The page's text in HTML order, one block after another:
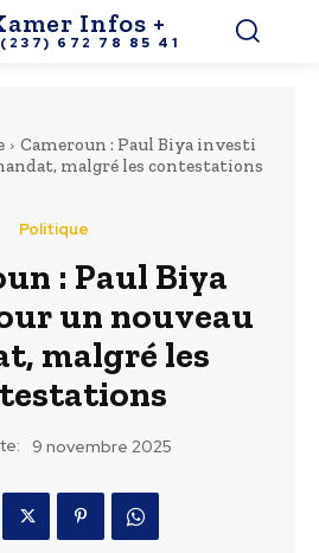
Infos +
672 78 85 41
Cameroun : Paul Biya investi
malgré les contestations
Politique
: Paul Biya
un nouveau
malgré les
9 novembre 2025